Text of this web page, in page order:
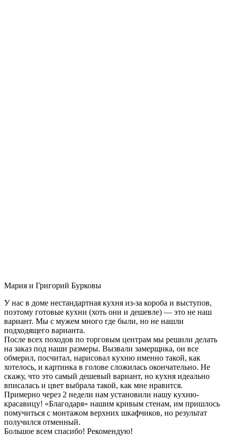
Мария и Григорий Бурковы
У нас в доме нестандартная кухня из-за короба и выступов,
поэтому готовые кухни (хоть они и дешевле) — это не наш
вариант. Мы с мужем много где были, но не нашли
подходящего варианта.
После всех походов по торговым центрам мы решили делать
на заказ под наши размеры. Вызвали замерщика, он все
обмерил, посчитал, нарисовал кухню именно такой, как
хотелось, и картинка в голове сложилась окончательно. Не
скажу, что это самый дешевый вариант, но кухня идеально
вписалась и цвет выбрала такой, как мне нравится.
Примерно через 2 недели нам установили нашу кухню-
красавицу! «Благодаря» нашим кривым стенам, им пришлось
помучиться с монтажом верхних шкафчиков, но результат
получился отменный.
Большое всем спасибо! Рекомендую!